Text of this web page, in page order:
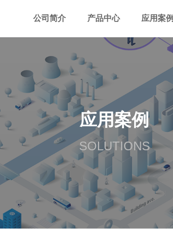
公司简介 产品中心 应用案例
应用案例
SOLUTIONS